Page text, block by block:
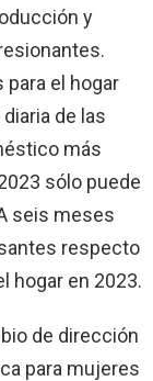
y
el hogar
de las
más
sólo puede
seis meses
respecto
hogar en 2023.
de dirección
para mujeres